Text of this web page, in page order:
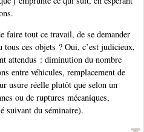
faire tout ce travail, de se demander
tous ces objets ? Oui, c’est judicieux,
attendus : diminution du nombre
entre véhicules, remplacement de
usure réelle plutôt que selon un
ou de ruptures mécaniques,
suivant du séminaire).